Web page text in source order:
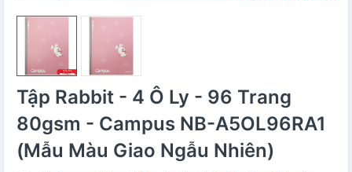
Tập Rabbit - 4 Ô Ly - 96 Trang
80gsm - Campus NB-A5OL96RA1
(Mẫu Màu Giao Ngẫu Nhiên)